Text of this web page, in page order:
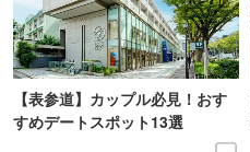
【表参道】カップル必見！おす
すめデートスポット13選